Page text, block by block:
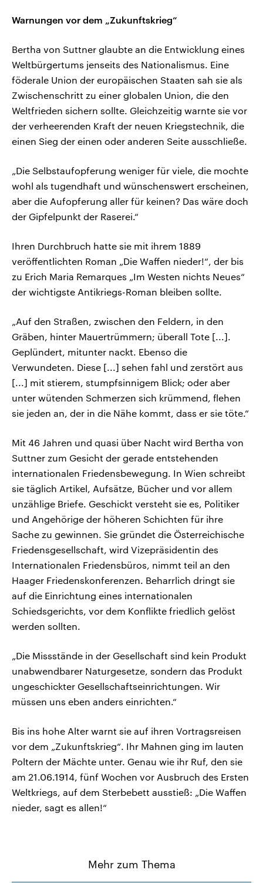
Warnungen vor dem „Zukunftskrieg“
Bertha von Suttner glaubte an die Entwicklung eines
Weltbürgertums jenseits des Nationalismus. Eine
föderale Union der europäischen Staaten sah sie als
Zwischenschritt zu einer globalen Union, die den
Weltfrieden sichern sollte. Gleichzeitig warnte sie vor
der verheerenden Kraft der neuen Kriegstechnik, die
einen Sieg der einen oder anderen Seite ausschließe.
„Die Selbstaufopferung weniger für viele, die mochte
wohl als tugendhaft und wünschenswert erscheinen,
aber die Aufopferung aller für keinen? Das wäre doch
der Gipfelpunkt der Raserei.“
Ihren Durchbruch hatte sie mit ihrem 1889
veröffentlichten Roman „Die Waffen nieder!“, der bis
zu Erich Maria Remarques „Im Westen nichts Neues“
der wichtigste Antikriegs-Roman bleiben sollte.
„Auf den Straßen, zwischen den Feldern, in den
Gräben, hinter Mauertrümmern; überall Tote [...].
Geplündert, mitunter nackt. Ebenso die
Verwundeten. Diese [...] sehen fahl und zerstört aus
[...] mit stierem, stumpfsinnigem Blick; oder aber
unter wütenden Schmerzen sich krümmend, flehen
sie jeden an, der in die Nähe kommt, dass er sie töte.“
Mit 46 Jahren und quasi über Nacht wird Bertha von
Suttner zum Gesicht der gerade entstehenden
internationalen Friedensbewegung. In Wien schreibt
sie täglich Artikel, Aufsätze, Bücher und vor allem
unzählige Briefe. Geschickt versteht sie es, Politiker
und Angehörige der höheren Schichten für ihre
Sache zu gewinnen. Sie gründet die Österreichische
Friedensgesellschaft, wird Vizepräsidentin des
Internationalen Friedensbüros, nimmt teil an den
Haager Friedenskonferenzen. Beharrlich dringt sie
auf die Einrichtung eines internationalen
Schiedsgerichts, vor dem Konflikte friedlich gelöst
werden sollten.
„Die Missstände in der Gesellschaft sind kein Produkt
unabwendbarer Naturgesetze, sondern das Produkt
ungeschickter Gesellschaftseinrichtungen. Wir
müssen uns eben anders einrichten.“
Bis ins hohe Alter warnt sie auf ihren Vortragsreisen
vor dem „Zukunftskrieg“. Ihr Mahnen ging im lauten
Poltern der Mächte unter. Genau wie ihr Ruf, den sie
am 21.06.1914, fünf Wochen vor Ausbruch des Ersten
Weltkriegs, auf dem Sterbebett ausstieß: „Die Waffen
nieder, sagt es allen!“
Mehr zum Thema